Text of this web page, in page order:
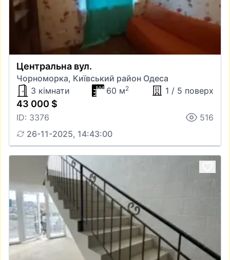
Центральна вул.
Чорноморка, Київський район Одеса
3 кімнати
60 м2 1 / 5 поверх
43 000 $
ID: 3376
516
26-11-2025, 14:43:00